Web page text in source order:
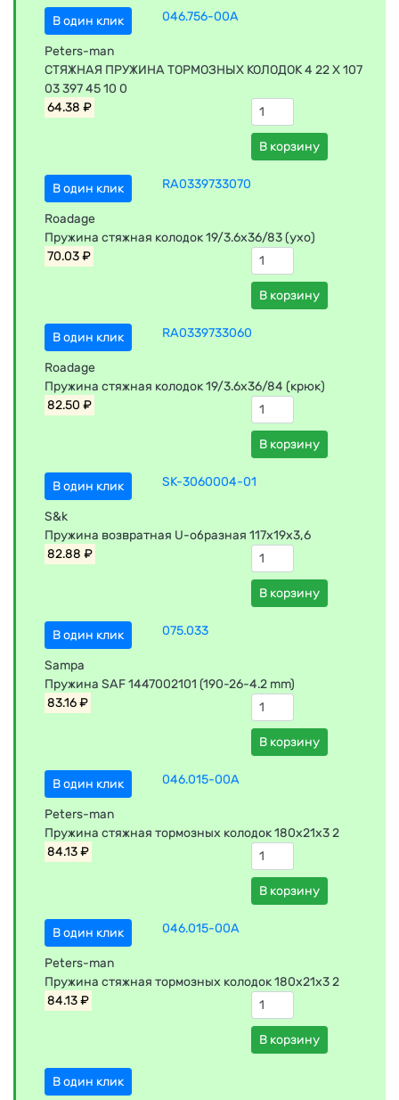
В один клик 046.756-00A
Peters-man
СТЯЖНАЯ ПРУЖИНА ТОРМОЗНЫХ КОЛОДОК 4 22 X 107
03 397 45 10 0
64.38 ₽
В корзину
В один клик RA0339733070
Roadage
Пружина стяжная колодок 19/3.6x36/83 (ухо)
70.03 ₽
В корзину
В один клик RA0339733060
Roadage
Пружина стяжная колодок 19/3.6x36/84 (крюк)
82.50 ₽
В корзину
В один клик SK-3060004-01
S&k
Пружина возвратная U-образная 117x19x3,6
82.88 ₽
В корзину
В один клик 075.033
Sampa
Пружина SAF 1447002101 (190-26-4.2 mm)
83.16 ₽
В корзину
В один клик 046.015-00A
Peters-man
Пружина стяжная тормозных колодок 180x21x3 2
84.13 ₽
В корзину
В один клик 046.015-00A
Peters-man
Пружина стяжная тормозных колодок 180x21x3 2
84.13 ₽
В корзину
В один клик